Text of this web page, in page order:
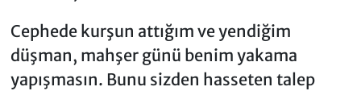
Cephede kurşun attığım ve yendiğim
düşman, mahşer gü­nü benim yakama
yapışmasın. Bunu sizden hasseten talep